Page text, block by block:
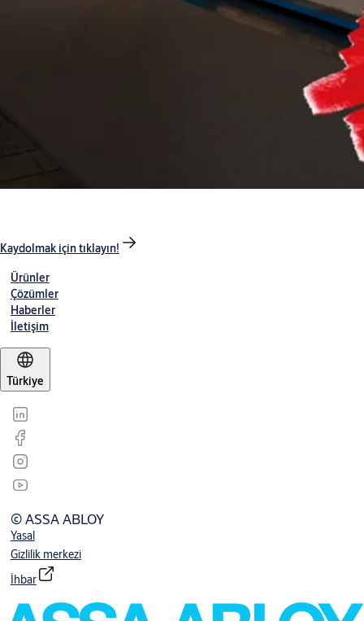
Kaydolmak için tıklayın!
Ürünler
Çözümler
Haberler
İletişim
Türkiye
© ASSA ABLOY
Yasal
Gizlilik merkezi
İhbar